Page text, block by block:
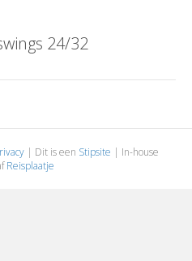
24/32
| Dit is een Stipsite | In-house
Reisplaatje